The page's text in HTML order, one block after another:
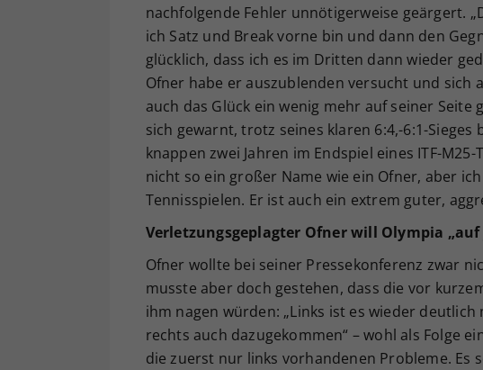
nachfolgende Fehler unnötigerweise geärgert.
ich Satz und Break vorne bin und dann den
glücklich, dass ich es im Dritten dann wieder
Ofner habe er auszublenden versucht und sich
auch das Glück ein wenig mehr auf seiner
sich gewarnt, trotz seines klaren 6:4,-6:1-
knappen zwei Jahren im Endspiel eines ITF-
nicht so ein großer Name wie ein Ofner, aber
Tennisspielen. Er ist auch ein extrem guter,
Verletzungsgeplagter Ofner will Olympia
Ofner wollte bei seiner Pressekonferenz zwar
musste aber doch gestehen, dass die vor
ihm nagen würden: „Links ist es wieder
rechts auch dazugekommen“ – wohl als Folge
die zuerst nur links vorhandenen Probleme. Es